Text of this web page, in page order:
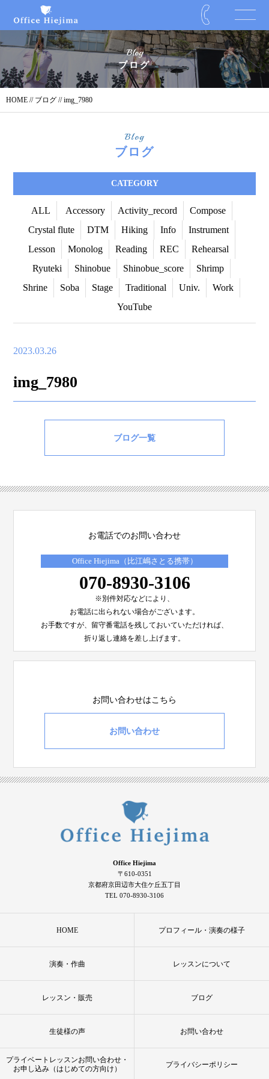
Blog
ブログ
HOME // ブログ // img_7980
Blog
ブログ
CATEGORY
ALL Accessory Activity_record
Compose
Crystal flute
DTM Hiking Info
Instrument
Lesson
Monolog Reading REC
Rehearsal
Ryuteki
Shinobue Shinobue_score
Shrimp
Shrine
Soba Stage Traditional Univ.
Work
YouTube
2023.03.26
img_7980
ブログ一覧
お電話でのお問い合わせ
Office Hiejima（比江嶋さとる携帯）
070-8930-3106
※別件対応などにより、
お電話に出られない場合がございます。
お手数ですが、留守番電話を残しておいていただければ、
折り返し連絡を差し上げます。
お問い合わせはこちら
お問い合わせ
Office Hiejima
〒610-0351
京都府京田辺市大住ケ丘五丁目
TEL 070-8930-3106
HOME プロフィール・演奏の様子
演奏・作曲 レッスンについて
レッスン・販売 ブログ
生徒様の声 お問い合わせ
プライベートレッスンお問い合わせ・
お申し込み（はじめての方向け）
プライバシーポリシー